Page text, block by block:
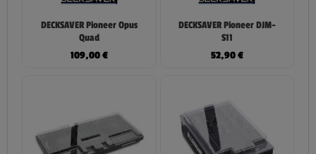
DECKSAVER Pioneer Opus
Quad
109,00€
DECKSAVER Pioneer DJM-
S11
52,90€